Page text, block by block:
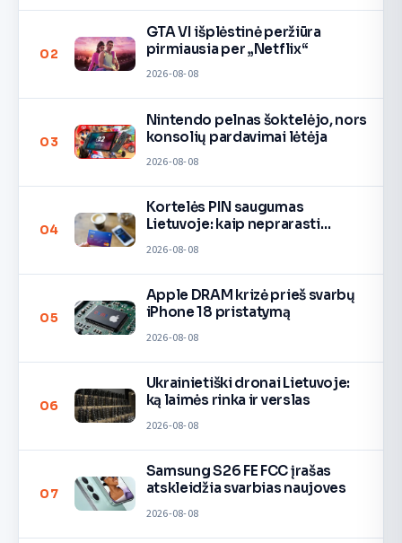
02
GTA VI išplėstinė peržiūra
pirmiausia per „Netflix“
2026-08-08
03
Nintendo pelnas šoktelėjo, nors
konsolių pardavimai lėtėja
2026-08-08
04
Kortelės PIN saugumas
Lietuvoje: kaip neprarasti
2026-08-08
05
Apple DRAM krizė prieš svarbų
iPhone 18 pristatymą
2026-08-08
06
Ukrainietiški dronai Lietuvoje:
ką laimės rinka ir verslas
2026-08-08
07
Samsung S26 FE FCC įrašas
atskleidžia svarbias naujoves
2026-08-08